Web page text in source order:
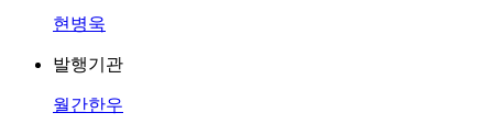
현병욱
발행기관
월간한우